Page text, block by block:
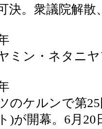
決。衆議院解散
ミン・ネタニ
のケルンで第
)が開幕。6月20